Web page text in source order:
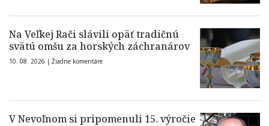
Na Veľkej Rači slávili opäť tradičnú
svätú omšu za horských záchranárov
10. 08. 2026 | Žiadne komentáre
V Nevoľnom si pripomenuli 15. výročie